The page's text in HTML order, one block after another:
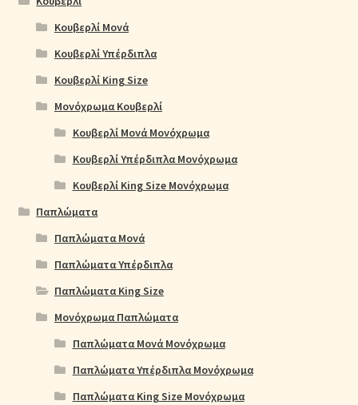
Κουβερλί Μονά
Κουβερλί Υπέρδιπλα
Κουβερλί King Size
Μονόχρωμα Κουβερλί
Κουβερλί Μονά Μονόχρωμα
Κουβερλί Υπέρδιπλα Μονόχρωμα
Κουβερλί King Size Μονόχρωμα
Παπλώματα
Παπλώματα Μονά
Παπλώματα Υπέρδιπλα
Παπλώματα King Size
Μονόχρωμα Παπλώματα
Παπλώματα Μονά Μονόχρωμα
Παπλώματα Υπέρδιπλα Μονόχρωμα
Παπλώματα King Size Μονόχρωμα